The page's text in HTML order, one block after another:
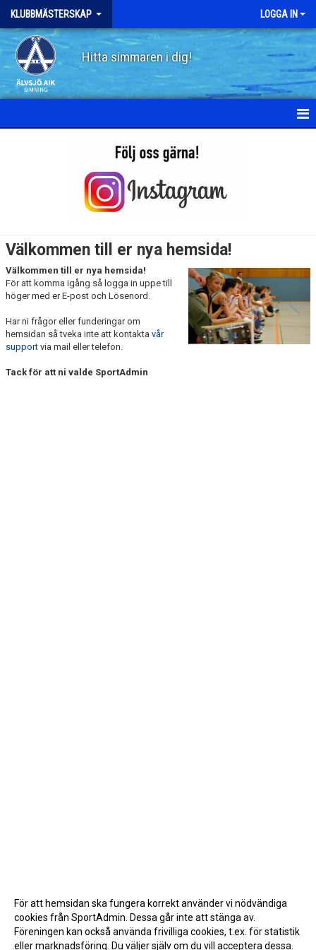
KLUBBMÄSTERSKAP LOGGA IN
Hitta simmaren i dig!
DOKUMENT
KONTAKT
Välkommen till er nya hemsida!
Välkommen till er nya hemsida!
För att komma igång så logga in uppe till
höger med er E-post och Lösenord.
Har ni frågor eller funderingar om
hemsidan så tveka inte att kontakta vår
support via mail eller telefon.
Tack för att ni valde SportAdmin
För att hemsidan ska fungera korrekt använder vi nödvändiga
cookies från SportAdmin. Dessa går inte att stänga av.
Föreningen kan också använda frivilliga cookies, t.ex. för statistik
eller marknadsföring. Du väljer själv om du vill acceptera dessa.